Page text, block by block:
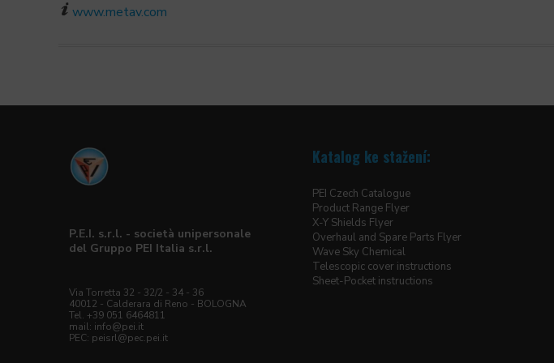
www.metav.com
P.E.I. s.r.l. - società unipersonale
del Gruppo PEI Italia s.r.l.
Via Torretta 32 - 32/2 - 34 - 36
40012 - Calderara di Reno - BOLOGNA
Tel. +39 051 6464811
mail: info@pei.it
PEC: peisrl@pec.pei.it
Katalog ke stažení:
PEI Czech Catalogue
Product Range Flyer
X-Y Shields Flyer
Overhaul and Spare Parts Flyer
Wave Sky Chemical
Telescopic cover instructions
Sheet-Pocket instructions